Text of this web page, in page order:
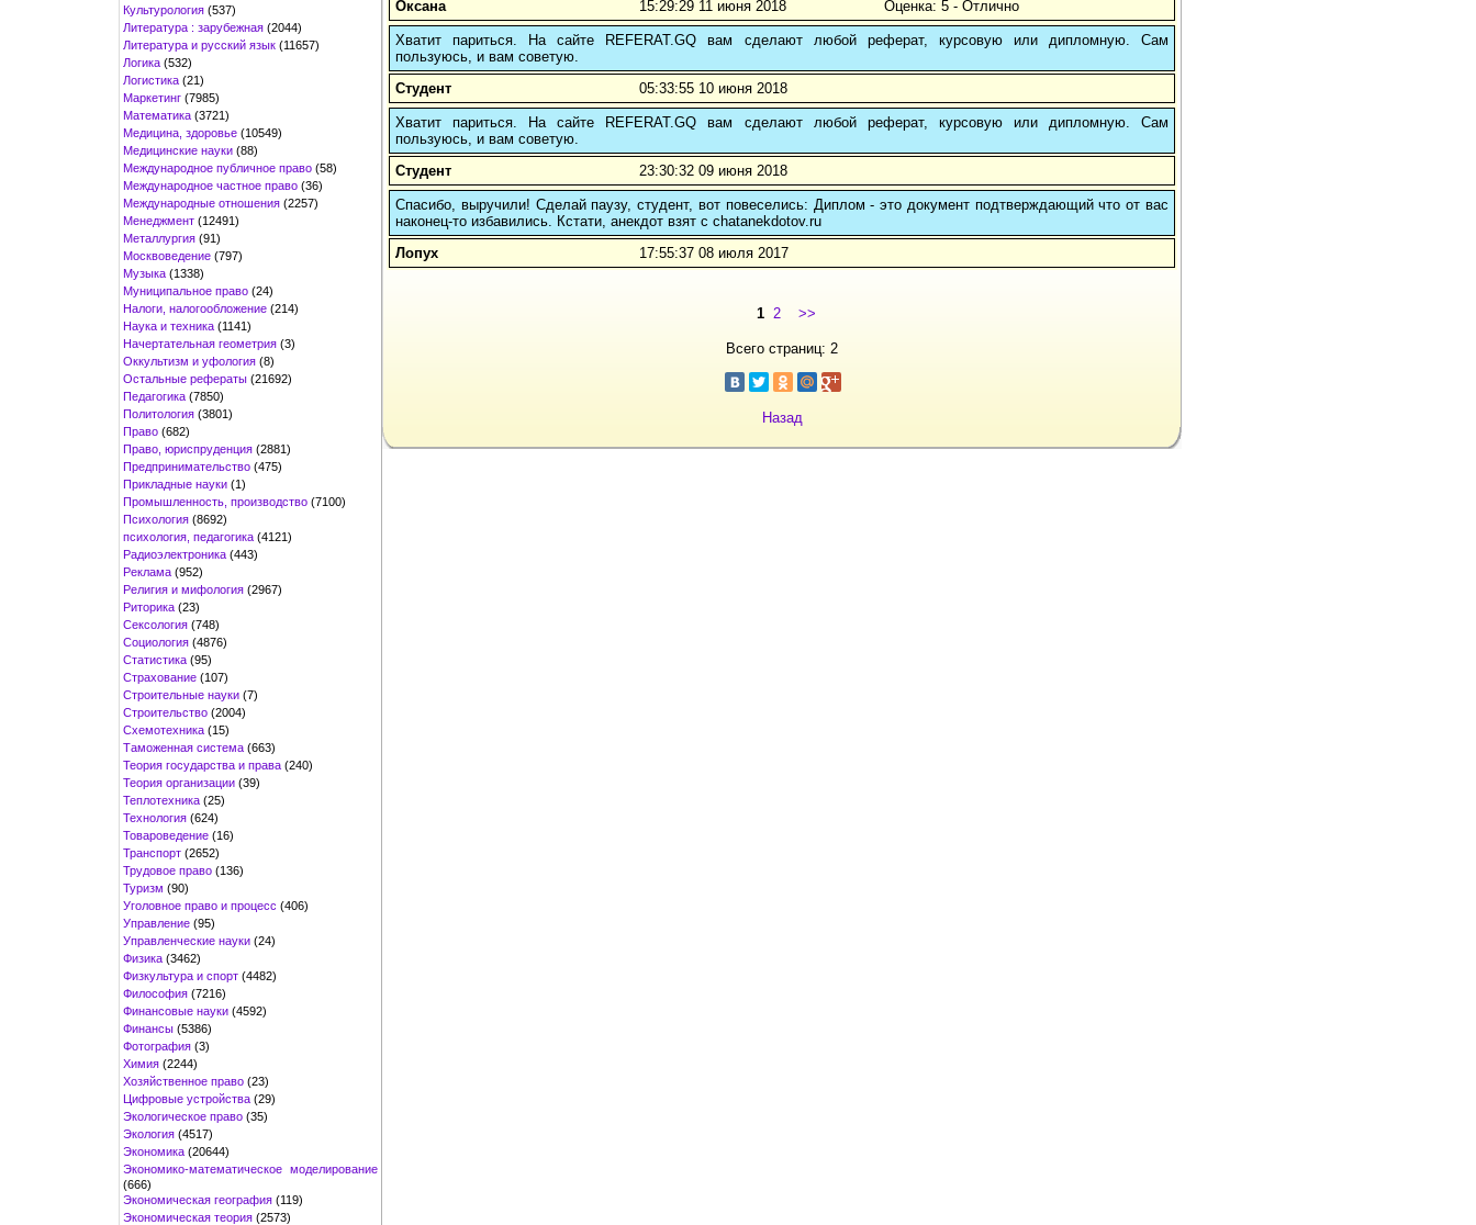
Культурология (537)
Литература : зарубежная (2044)
Литература и русский язык (11657)
Логика (532)
Логистика (21)
Маркетинг (7985)
Математика (3721)
Медицина, здоровье (10549)
Медицинские науки (88)
Международное публичное право (58)
Международное частное право (36)
Международные отношения (2257)
Менеджмент (12491)
Металлургия (91)
Москвоведение (797)
Музыка (1338)
Муниципальное право (24)
Налоги, налогообложение (214)
Наука и техника (1141)
Начертательная геометрия (3)
Оккультизм и уфология (8)
Остальные рефераты (21692)
Педагогика (7850)
Политология (3801)
Право (682)
Право, юриспруденция (2881)
Предпринимательство (475)
Прикладные науки (1)
Промышленность, производство (7100)
Психология (8692)
психология, педагогика (4121)
Радиоэлектроника (443)
Реклама (952)
Религия и мифология (2967)
Риторика (23)
Сексология (748)
Социология (4876)
Статистика (95)
Страхование (107)
Строительные науки (7)
Строительство (2004)
Схемотехника (15)
Таможенная система (663)
Теория государства и права (240)
Теория организации (39)
Теплотехника (25)
Технология (624)
Товароведение (16)
Транспорт (2652)
Трудовое право (136)
Туризм (90)
Уголовное право и процесс (406)
Управление (95)
Управленческие науки (24)
Физика (3462)
Физкультура и спорт (4482)
Философия (7216)
Финансовые науки (4592)
Финансы (5386)
Фотография (3)
Химия (2244)
Хозяйственное право (23)
Цифровые устройства (29)
Экологическое право (35)
Экология (4517)
Экономика (20644)
Экономико-математическое моделирование
(666)
Экономическая география (119)
Экономическая теория (2573)
Оксана
15:29:29 11 июня 2018 Оценка: 5 - Отлично
Хватит париться. На сайте REFERAT.GQ вам сделают любой реферат, курсовую или дипломную. Сам
пользуюсь, и вам советую.
Студент
05:33:55 10 июня 2018
Хватит париться. На сайте REFERAT.GQ вам сделают любой реферат, курсовую или дипломную. Сам
пользуюсь, и вам советую.
Студент
23:30:32 09 июня 2018
Спасибо, выручили! Сделай паузу, студент, вот повеселись: Диплом - это документ подтверждающий что от вас
наконец-то избавились. Кстати, анекдот взят с chatanekdotov.ru
Лопух
17:55:37 08 июля 2017
1 2 >>
Всего страниц: 2
Назад